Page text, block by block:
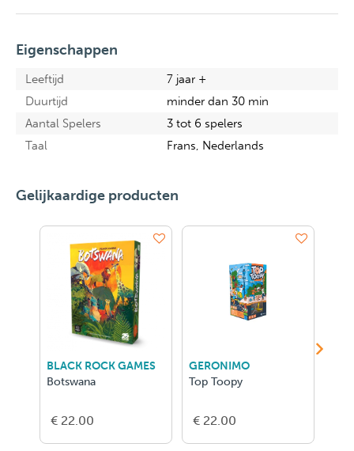
Eigenschappen
Leeftijd
7 jaar +
Duurtijd
minder dan 30 min
Aantal Spelers
3 tot 6 spelers
Taal
Frans, Nederlands
Gelijkaardige producten
BLACK ROCK GAMES
Botswana
€ 22.00
GERONIMO
Top Toopy
€ 22.00